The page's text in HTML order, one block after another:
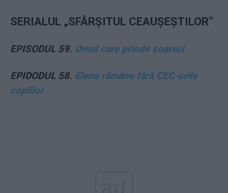
SERIALUL „SFÂRȘITUL CEAUȘEȘTILOR”
EPISODUL 59. Omul care prinde șoareci
EPIDODUL 58. Elena rămâne fără CEC-urile
copiilor